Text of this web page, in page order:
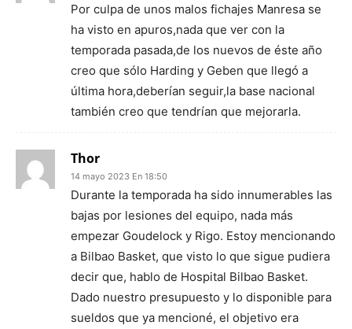
Por culpa de unos malos fichajes Manresa se
ha visto en apuros,nada que ver con la
temporada pasada,de los nuevos de éste año
creo que sólo Harding y Geben que llegó a
última hora,deberían seguir,la base nacional
también creo que tendrían que mejorarla.
Thor
14 mayo 2023 En 18:50
Durante la temporada ha sido innumerables las
bajas por lesiones del equipo, nada más
empezar Goudelock y Rigo. Estoy mencionando
a Bilbao Basket, que visto lo que sigue pudiera
decir que, hablo de Hospital Bilbao Basket.
Dado nuestro presupuesto y lo disponible para
sueldos que ya mencioné, el objetivo era